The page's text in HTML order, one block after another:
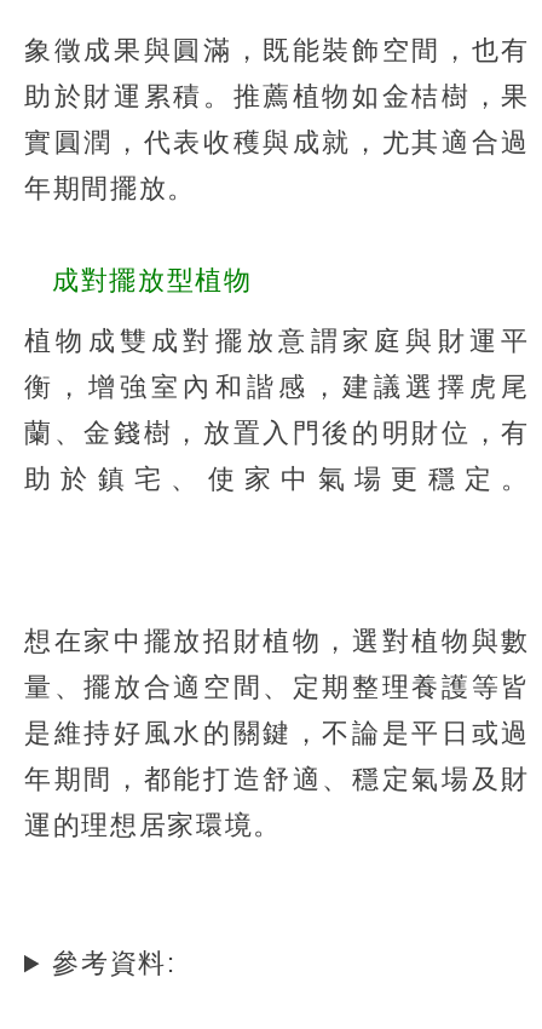
象徵成果與圓滿，既能裝飾空間，也有
助於財運累積。推薦植物如金桔樹，果
實圓潤，代表收穫與成就，尤其適合過
年期間擺放。
成對擺放型植物
植物成雙成對擺放意謂家庭與財運平
衡，增強室內和諧感，建議選擇虎尾
蘭、金錢樹，放置入門後的明財位，有
助於鎮宅、使家中氣場更穩定。
想在家中擺放招財植物，選對植物與數
量、擺放合適空間、定期整理養護等皆
是維持好風水的關鍵，不論是平日或過
年期間，都能打造舒適、穩定氣場及財
運的理想居家環境。
參考資料: